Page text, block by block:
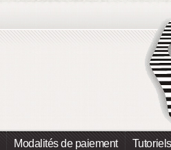
Modalités de paiement Tutoriels